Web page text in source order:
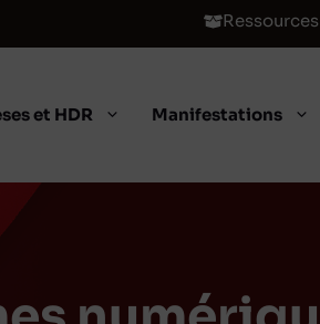
et HDR Manifestations